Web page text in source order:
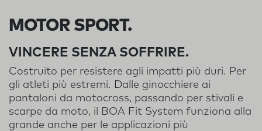
MOTOR SPORT.
VINCERE SENZA SOFFRIRE.
Costruito per resistere agli impatti più duri. Per
gli atleti più estremi. Dalle ginocchiere ai
pantaloni da motocross, passando per stivali e
scarpe da moto, il BOA Fit System funziona alla
grande anche per le applicazioni più